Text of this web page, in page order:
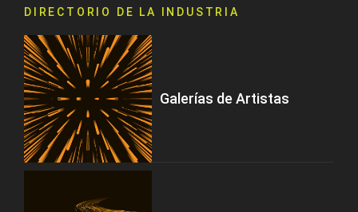
DIRECTORIO DE LA INDUSTRIA
Galerías de Artistas